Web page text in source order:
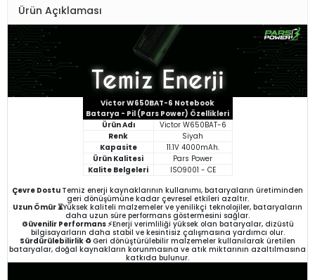
Ürün Açıklaması
Victor W650BAT-6 Notebook
Batarya - Pil (Pars Power) Özellikleri
Ürün Adı
Victor W650BAT-6
Renk
Siyah
Kapasite
11.1V 4000mAh.
Ürün Kalitesi
Pars Power
Kalite Belgeleri
ISO9001 - CE
Çevre Dostu Temiz enerji kaynaklarının kullanımı, bataryaların üretiminden
geri dönüşümüne kadar çevresel etkileri azaltır.
Uzun Ömür ⏳Yüksek kaliteli malzemeler ve yenilikçi teknolojiler, bataryaların
daha uzun süre performans göstermesini sağlar.
Güvenilir Performans ⚡Enerji verimliliği yüksek olan bataryalar, dizüstü
bilgisayarların daha stabil ve kesintisiz çalışmasına yardımcı olur.
Sürdürülebilirlik ♻️Geri dönüştürülebilir malzemeler kullanılarak üretilen
bataryalar, doğal kaynakların korunmasına ve atık miktarının azaltılmasına
katkıda bulunur.